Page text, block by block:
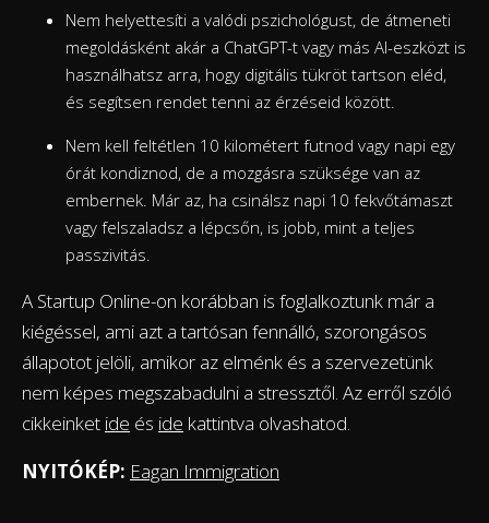
Nem helyettesíti a valódi pszichológust, de átmeneti
megoldásként akár a ChatGPT-t vagy más AI-eszközt is
használhatsz arra, hogy digitális tükröt tartson eléd,
és segítsen rendet tenni az érzéseid között.
Nem kell feltétlen 10 kilométert futnod vagy napi egy
órát kondiznod, de a mozgásra szüksége van az
embernek. Már az, ha csinálsz napi 10 fekvőtámaszt
vagy felszaladsz a lépcsőn, is jobb, mint a teljes
passzivitás.
A Startup Online-on korábban is foglalkoztunk már a
kiégéssel, ami azt a tartósan fennálló, szorongásos
állapotot jelöli, amikor az elménk és a szervezetünk
nem képes megszabadulni a stressztől. Az erről szóló
cikkeinket ide és ide kattintva olvashatod.
NYITÓKÉP: Eagan Immigration